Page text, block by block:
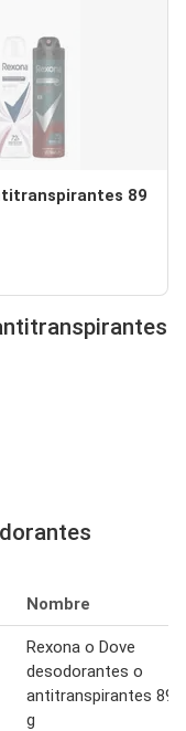
89
Nombre
Rexona o Dove
desodorantes o
antitranspirantes 89
g